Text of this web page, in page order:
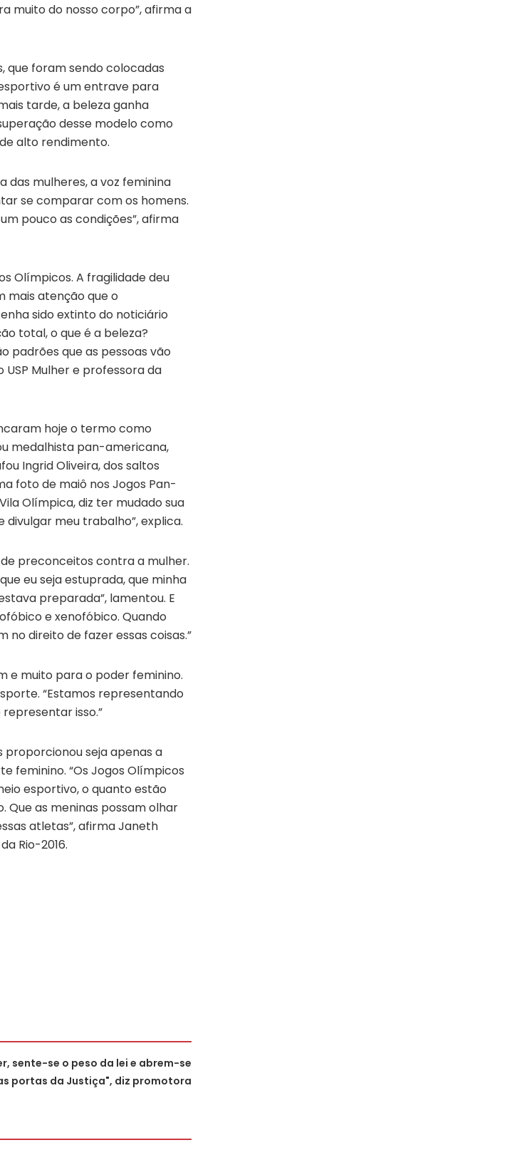
muito do nosso corpo”, afirma a
que foram sendo colocadas
é um entrave para
tarde, a beleza ganha
desse modelo como
alto rendimento.
das mulheres, a voz feminina
se comparar com os homens.
pouco as condições”, afirma
Olímpicos. A fragilidade deu
mais atenção que o
sido extinto do noticiário
total, o que é a beleza?
padrões que as pessoas vão
Mulher e professora da
hoje o termo como
medalhista pan-americana,
Ingrid Oliveira, dos saltos
foto de maiô nos Jogos Pan-
Olímpica, diz ter mudado sua
divulgar meu trabalho”, explica.
preconceitos contra a mulher.
eu seja estuprada, que minha
preparada”, lamentou. E
e xenofóbico. Quando
direito de fazer essas coisas.”
e muito para o poder feminino.
“Estamos representando
isso.”
proporcionou seja apenas a
feminino. “Os Jogos Olímpicos
esportivo, o quanto estão
Que as meninas possam olhar
atletas”, afirma Janeth
Rio-2016.
sente-se o peso da lei e abrem-se
portas da Justiça", diz promotora